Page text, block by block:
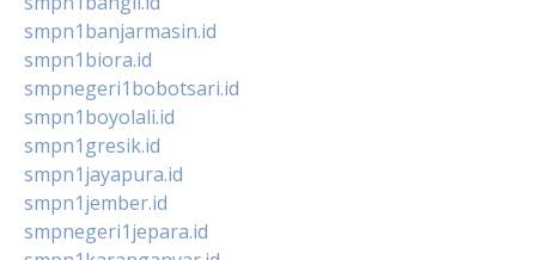
smpn1banjarmasin.id
smpn1biora.id
smpnegeri1bobotsari.id
smpn1boyolali.id
smpn1gresik.id
smpn1jayapura.id
smpn1jember.id
smpnegeri1jepara.id